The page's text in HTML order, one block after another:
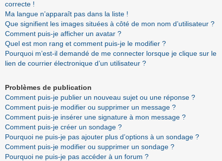
correcte !
Ma langue n’apparaît pas dans la liste !
Que signifient les images situées à côté de mon nom d’utilisateur ?
Comment puis-je afficher un avatar ?
Quel est mon rang et comment puis-je le modifier ?
Pourquoi m’est-il demandé de me connecter lorsque je clique sur le
lien de courrier électronique d’un utilisateur ?
Problèmes de publication
Comment puis-je publier un nouveau sujet ou une réponse ?
Comment puis-je modifier ou supprimer un message ?
Comment puis-je insérer une signature à mon message ?
Comment puis-je créer un sondage ?
Pourquoi ne puis-je pas ajouter plus d’options à un sondage ?
Comment puis-je modifier ou supprimer un sondage ?
Pourquoi ne puis-je pas accéder à un forum ?